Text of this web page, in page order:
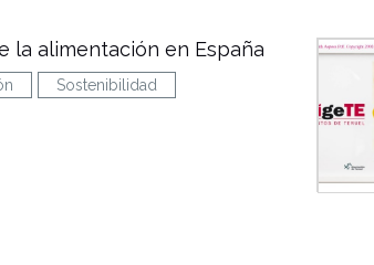
la alimentación en España
Sostenibilidad